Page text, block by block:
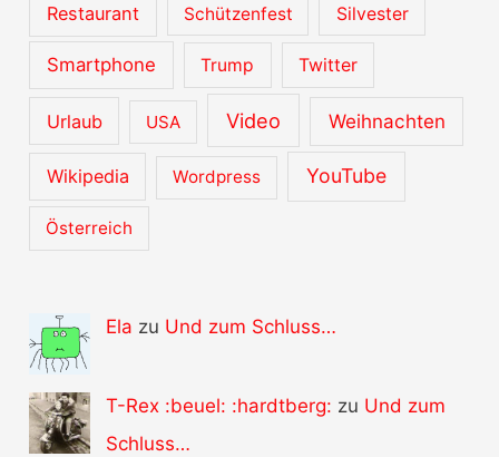
Restaurant Schützenfest Silvester
Smartphone Trump Twitter
Urlaub USA Video Weihnachten
Wikipedia Wordpress YouTube
Österreich
Ela zu Und zum Schluss…
T-Rex :beuel: :hardtberg: zu Und zum
Schluss…